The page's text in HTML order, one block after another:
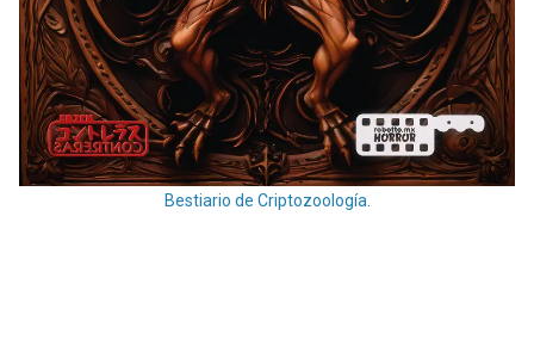
Bestiario de Criptozoología.